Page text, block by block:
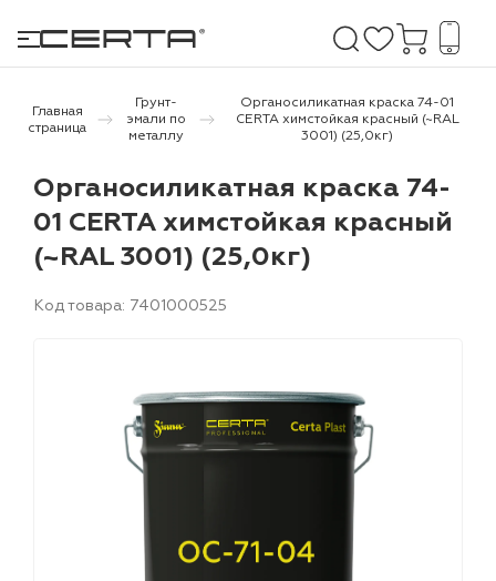
и дачи
бетону,
и эмали
Главная
страница
Грунт-
эмали по
металлу
Органосиликатная краска 74-01
CERTA химстойкая красный (~RAL
3001) (25,0кг)
Органосиликатная краска 74-
01 CERTA химстойкая красный
(~RAL 3001) (25,0кг)
Код товара: 7401000525